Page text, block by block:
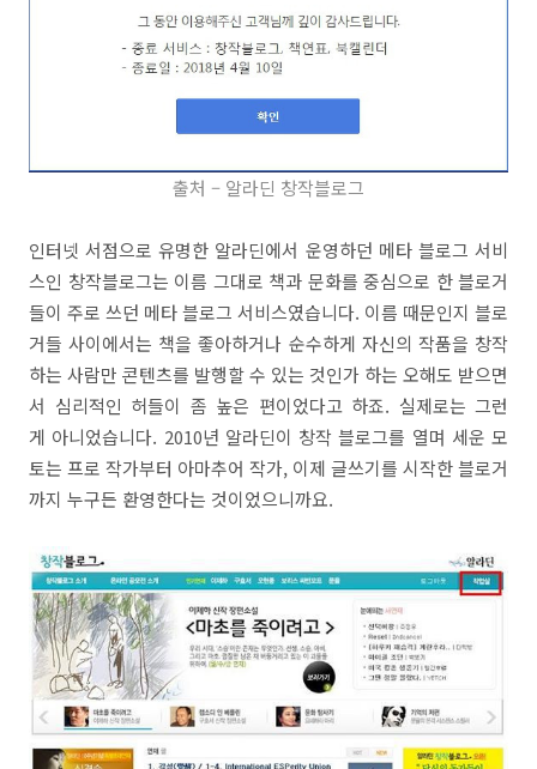
출처 – 알라딘 창작블로그
인터넷 서점으로 유명한 알라딘에서 운영하던 메타 블로그 서비
스인 창작블로그는 이름 그대로 책과 문화를 중심으로 한 블로거
들이 주로 쓰던 메타 블로그 서비스였습니다. 이름 때문인지 블로
거들 사이에서는 책을 좋아하거나 순수하게 자신의 작품을 창작
하는 사람만 콘텐츠를 발행할 수 있는 것인가 하는 오해도 받으면
서 심리적인 허들이 좀 높은 편이었다고 하죠. 실제로는 그런
게 아니었습니다. 2010년 알라딘이 창작 블로그를 열며 세운 모
토는 프로 작가부터 아마추어 작가, 이제 글쓰기를 시작한 블로거
까지 누구든 환영한다는 것이었으니까요.